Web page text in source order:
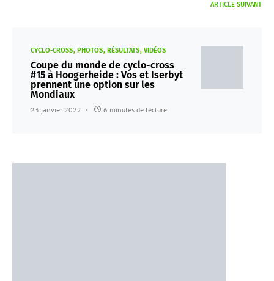
ARTICLE SUIVANT
CYCLO-CROSS PHOTOS RÉSULTATS VIDÉOS
Coupe du monde de cyclo-cross
#15 à Hoogerheide : Vos et Iserbyt
prennent une option sur les
Mondiaux
23 janvier 2022 6 minutes de lecture